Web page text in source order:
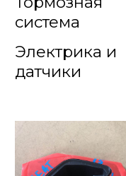
система
Электрика и
датчики